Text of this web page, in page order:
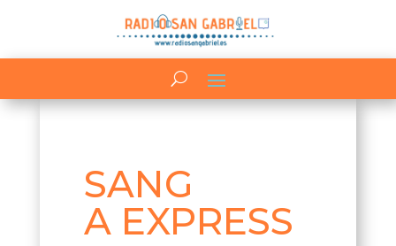
SANG
A EXPRESS